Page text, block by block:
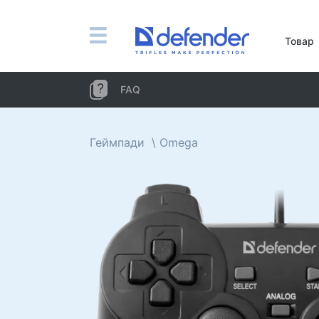
Товар
FAQ
Миші, килимки, клавіатури, набори
Комп'ютерні миші
Килимки для миші
Петличні мікрофони
Комп'ютерні мікрофони
Бездротові гарнітури
Гарнітури для мобільних пристроїв
Комп'ютерні гарнітури
Навушники
Геймпади Omega